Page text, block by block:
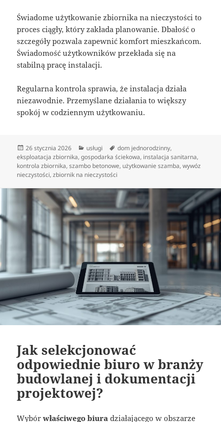
Świadome użytkowanie zbiornika na nieczystości to
proces ciągły, który zakłada planowanie. Dbałość o
szczegóły pozwala zapewnić komfort mieszkańcom.
Świadomość użytkowników przekłada się na
stabilną pracę instalacji.
Regularna kontrola sprawia, że instalacja działa
niezawodnie. Przemyślane działania to większy
spokój w codziennym użytkowaniu.
Data
publikacji
26 stycznia 2026 Kategorie
usługi Tagi
dom jednorodzinny,
eksploatacja zbiornika,gospodarka ściekowa, instalacja sanitarna,
kontrola zbiornika,szambo betonowe, użytkowanie szamba,wywóz
nieczystości,zbiornik na nieczystości
Jak selekcjonować
odpowiednie biuro w branży
budowlanej i dokumentacji
projektowej?
Wybórwłaściwego biura działającego w obszarze